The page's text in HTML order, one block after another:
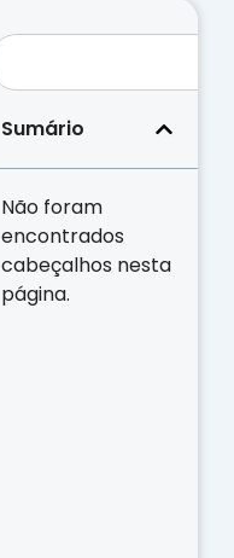
Sumário
Não foram
encontrados
cabeçalhos nesta
página.